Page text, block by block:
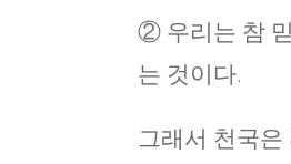
② 우리는 참
는 것이다.
그래서 천국은